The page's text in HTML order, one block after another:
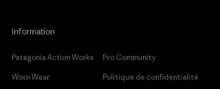
Information
Patagonia Action Works
Worn Wear
Pro Community
Politique de confidentialité